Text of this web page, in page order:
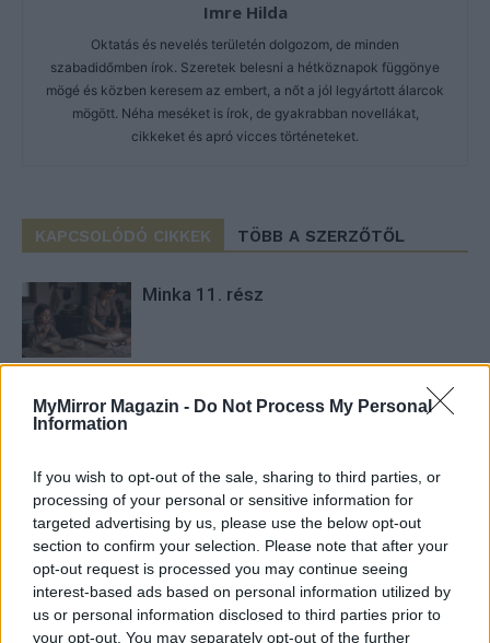
MyMirror Magazin - Do Not Process My Personal
Information
If you wish to opt-out of the sale, sharing to third parties, or
processing of your personal or sensitive information for
targeted advertising by us, please use the below opt-out
section to confirm your selection. Please note that after your
opt-out request is processed you may continue seeing
interest-based ads based on personal information utilized by
us or personal information disclosed to third parties prior to
your opt-out. You may separately opt-out of the further
Imre Hilda
Oktatás és nevelés területén dolgozom, de minden
szabadidőmben írok. Szeretek belesni a hétköznapok függönye
mögé és közben keresem az embert, a nőt a jól legyártott álarcok
mögött. Néha meséket is írok, de gyakrabban novellákat,
cikkeket és apró vicces történeteket.
KAPCSOLÓDÓ CIKKEK TÖBB A SZERZŐTŐL
Minka 11. rész
Pedig szóltam… – Miért nem hiszünk a
Elyna Robbs: Adéle és az örökölt
árnyak 13. rész